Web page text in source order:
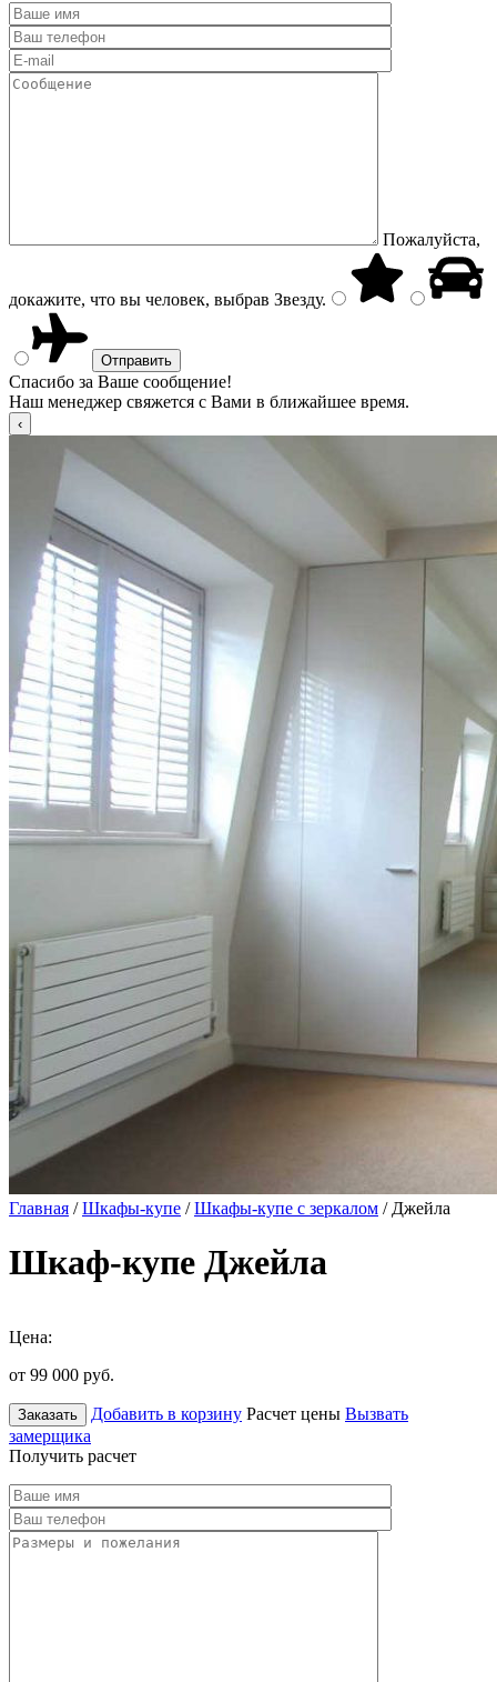
Пожалуйста,
докажите, что вы человек, выбрав Звезду.
Спасибо за Ваше сообщение!
Наш менеджер свяжется с Вами в ближайшее время.
Главная /Шкафы-купе /Шкафы-купе с зеркалом / Джейла
Шкаф-купе Джейла
Цена:
от 99 000 руб.
Заказать Добавить в корзину Расчет цены Вызвать
замерщика
Получить расчет